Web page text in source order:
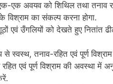
एक अवयव को शिथिल तथा तनाव
विश्राम का संकल्प करना होगा.
एवं उँगलियों को देखते हुए नितांत
स्वस्थ, तनाव-रहित एवं पूर्ण
एवं पूर्ण विश्राम की अवस्था में